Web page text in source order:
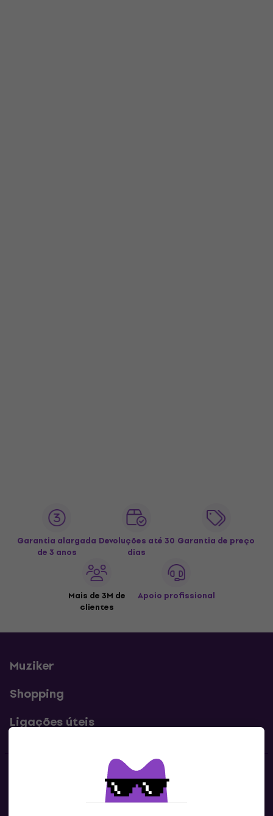
Garantia alargada
de 3 anos
Devoluções até 30
dias
Garantia de preço
Mais de 3M de
clientes
Apoio profissional
Muziker
Shopping
Ligações úteis
Contatos
Contacta-nos